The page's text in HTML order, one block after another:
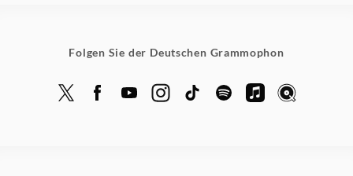
Folgen Sie der Deutschen Grammophon